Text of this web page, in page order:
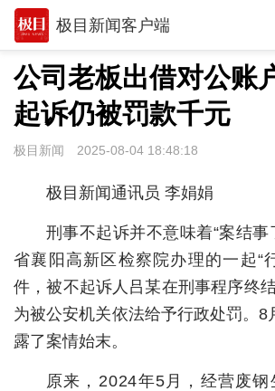
极目新闻客户端
推荐
观点
时政
世相
环球
专题
公司老板出借对公账
起诉仍被罚款千元
极目新闻 2025-08-04 18:48:18
极目新闻通讯员 李娟娟
刑事不起诉并不意味着“案结事
省襄阳高新区检察院办理的一起“
件，被不起诉人吕某在刑事程序终
为被公安机关依法给予行政处罚。8
露了案情始末。
原来，2024年5月，经营废钢